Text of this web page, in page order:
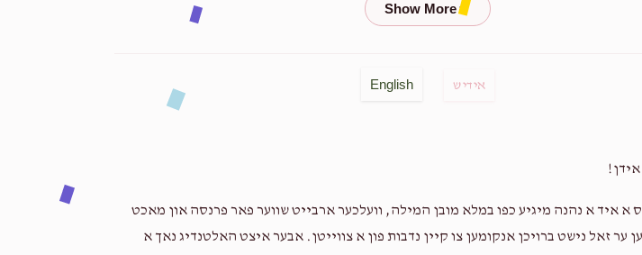
2 years ago
2 years ago
Yeshia Khone
English אידיש
א איד א נהנה מיגיע כפו במלא מובן המילה, וועלכער ארבייט שווער פאר פרנסה און מאכט
ער זאל נישט ברויכן אנקומען צו קיין נדבות פון א צווייטן. אבער איצט האלטנדיג נאך א